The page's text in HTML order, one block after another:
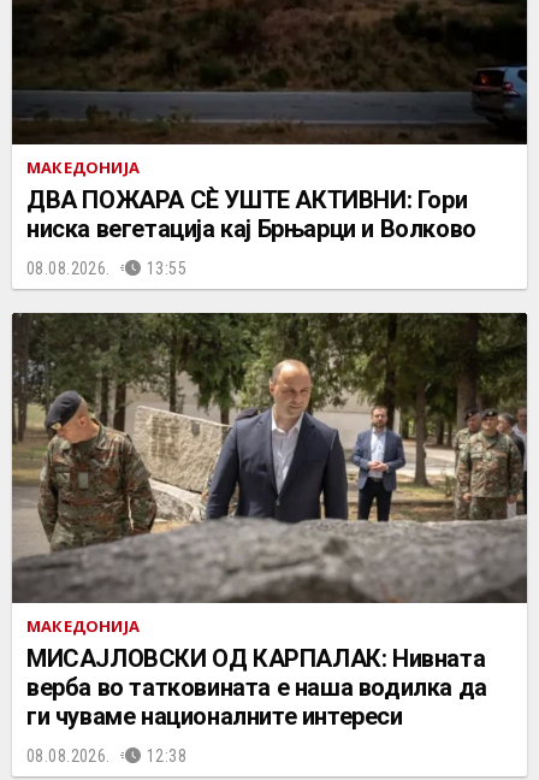
МАКЕДОНИЈА
ДВА ПОЖАРА СÈ УШТЕ АКТИВНИ: Гори
ниска вегетација кај Брњарци и Волково
08.08.2026. 13:55
МАКЕДОНИЈА
МИСАЈЛОВСКИ ОД КАРПАЛАК: Нивната
верба во татковината е наша водилка да
ги чуваме националните интереси
08.08.2026. 12:38